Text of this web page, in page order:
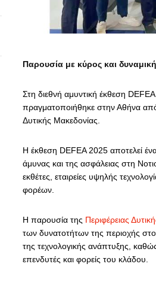
Παρουσία με κύρος και
Στη διεθνή αμυντική έκθεση
πραγματοποιήθηκε στην Αθήνα από
Δυτικής Μακεδονίας.
Η έκθεση DEFEA 2025 αποτελεί
άμυνας και της ασφάλειας στη
εκθέτες, εταιρείες υψηλής
φορέων.
Η παρουσία της Περιφέρειας
των δυνατοτήτων της περιοχής
της τεχνολογικής ανάπτυξης,
επενδυτές και φορείς του κλάδου.